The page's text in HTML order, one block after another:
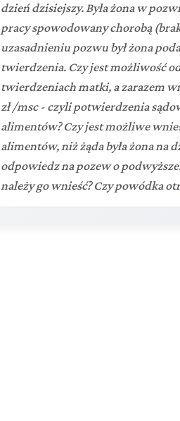
dzień dzisiejszy. Była żona w
pracy spowodowany chorobą
uzasadnieniu pozwu był żona
twierdzenia. Czy jest możliwość
twierdzeniach matki, a zarazem
zł /msc - czyli potwierdzenia
alimentów? Czy jest możliwe
alimentów, niż żąda była żona na
odpowiedz na pozew o
należy go wnieść? Czy powódka